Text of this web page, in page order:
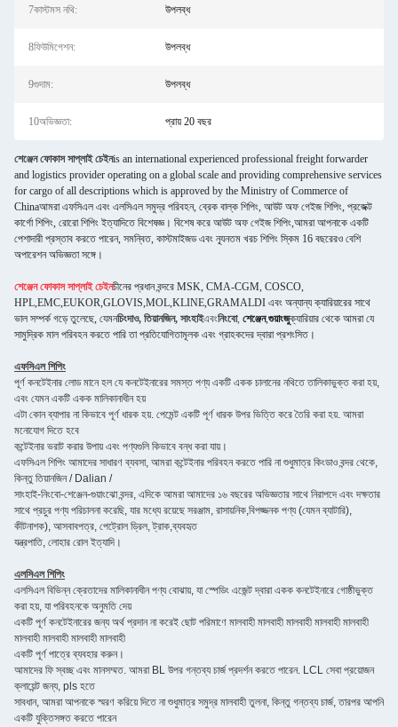
7কাস্টমস নথি: উপলব্ধ
8ফিউমিগেশন: উপলব্ধ
9গুদাম: উপলব্ধ
10অভিজ্ঞতা: প্রায় 20 বছর
শেঞ্জেন ফোকাস সাপ্লাই চেইনis an international experienced professional freight forwarder
and logistics provider operating on a global scale and providing comprehensive services
for cargo of all descriptions which is approved by the Ministry of Commerce of
Chinaআমরা এফসিএল এবং এলসিএল সমুদ্র পরিবহন, ব্রেক বাল্ক শিপিং, আউট অফ গেইজ শিপিং, প্রজেক্ট
কার্গো শিপিং, রোরো শিপিং ইত্যাদিতে বিশেষজ্ঞ। বিশেষ করে আউট অফ গেইজ শিপিং,আমরা আপনাকে একটি
পেশাদারী প্রস্তাব করতে পারেন, সমন্বিত, কাস্টমাইজড এবং ন্যূনতম খরচ শিপিং স্কিম 16 বছরেরও বেশি
অপারেশন অভিজ্ঞতা সঙ্গে।
শেঞ্জেন ফোকাস সাপ্লাই চেইনচীনের প্রধান বন্দরে MSK, CMA-CGM, COSCO,
HPL,EMC,EUKOR,GLOVIS,MOL,KLINE,GRAMALDI এবং অন্যান্য ক্যারিয়ারের সাথে
ভাল সম্পর্ক গড়ে তুলেছে, যেমনচিংদাও, তিয়ানজিন, সাংহাইএবংনিংবো, শেঞ্জেন,গুয়াংজুক্যারিয়ার থেকে আমরা যে
সামুদ্রিক মাল পরিবহন করতে পারি তা প্রতিযোগিতামূলক এবং গ্রাহকদের দ্বারা প্রশংসিত।
এফসিএল শিপিং
পূর্ণ কনটেইনার লোড মানে হল যে কনটেইনারের সমস্ত পণ্য একটি একক চালানের নথিতে তালিকাভুক্ত করা হয়,
এবং যেমন একটি একক মালিকানাধীন হয়
এটা কোন ব্যাপার না কিভাবে পূর্ণ ধারক হয়. পেমেন্ট একটি পূর্ণ ধারক উপর ভিত্তি করে তৈরি করা হয়. আমরা
মনোযোগ দিতে হবে
কন্টেইনার ভরাট করার উপায় এবং পণ্যগুলি কিভাবে বন্ধ করা যায়।
এফসিএল শিপিং আমাদের সাধারণ ব্যবসা, আমরা কন্টেইনার পরিবহন করতে পারি না শুধুমাত্র কিংডাও বন্দর থেকে,
কিন্তু তিয়ানজিন / Dalian /
সাংহাই-নিংবো-শেঞ্জেন-গুয়াংঝো বন্দর, এদিকে আমরা আমাদের ১৬ বছরের অভিজ্ঞতার সাথে নিরাপদে এবং দক্ষতার
সাথে প্রচুর পণ্য পরিচালনা করেছি, যার মধ্যে রয়েছে সরঞ্জাম, রাসায়নিক,বিপজ্জনক পণ্য (যেমন ব্যাটারি),
কীটনাশক), আসবাবপত্র, পেট্রোল ড্রিল, ট্রাক,ব্যবহৃত
যন্ত্রপাতি, লোহার রোল ইত্যাদি।
এলসিএল শিপিং
এলসিএল বিভিন্ন ক্রেতাদের মালিকানাধীন পণ্য বোঝায়, যা স্পেডিং এজেন্ট দ্বারা একক কনটেইনারে গোষ্ঠীভুক্ত
করা হয়, যা পরিবহনকে অনুমতি দেয়
একটি পূর্ণ কনটেইনারের জন্য অর্থ প্রদান না করেই ছোট পরিমাণে মালবাহী মালবাহী মালবাহী মালবাহী মালবাহী
মালবাহী মালবাহী মালবাহী মালবাহী
একটি পূর্ণ পাত্রে ব্যবহার করুন।
আমাদের ফি স্বচ্ছ এবং মানসম্মত. আমরা BL উপর গন্তব্য চার্জ প্রদর্শন করতে পারেন. LCL সেবা প্রয়োজন
ক্লায়েন্ট জন্য, pls হতে
সাবধান, আমরা আপনাকে স্মরণ করিয়ে দিতে না শুধুমাত্র সমুদ্র মালবাহী তুলনা, কিন্তু গন্তব্য চার্জ, তারপর আপনি
একটি যুক্তিসঙ্গত করতে পারেন